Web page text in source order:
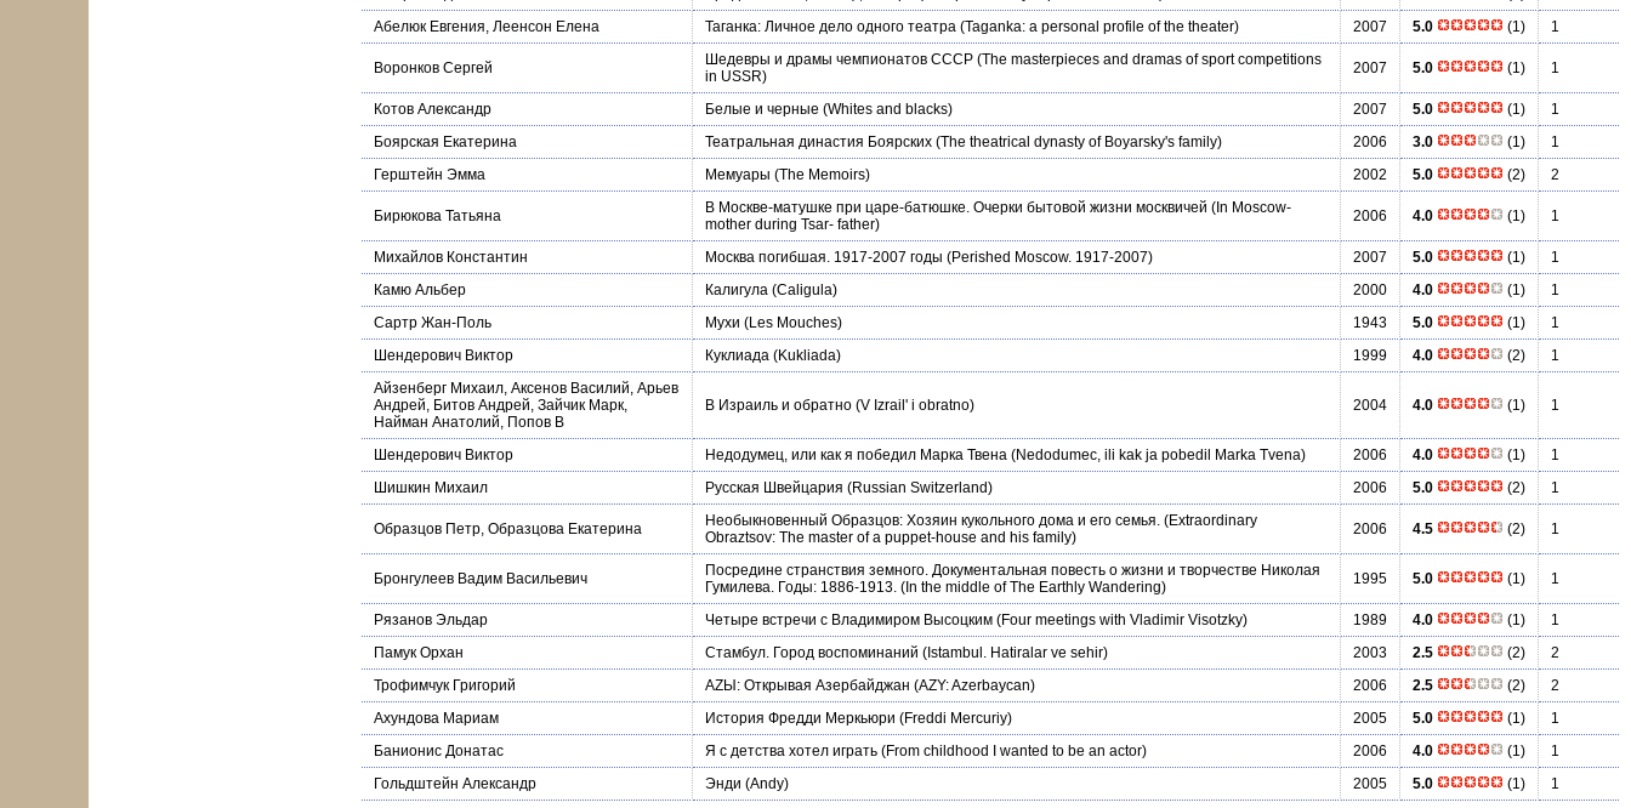
Абелюк Евгения, Леенсон Елена
Таганка: Личное дело одного театра (Taganka: a personal profile of the theater) 2007 5.0 (1) 1
Воронков Сергей Шедевры и драмы чемпионатов СССР (The masterpieces and dramas of sport competitions
in USSR)
2007 5.0 (1) 1
Котов Александр Белые и черные (Whites and blacks) 2007 5.0 (1)
1
Боярская Екатерина
Театральная династия Боярских (The theatrical dynasty of Boyarsky's family) 2006 3.0 (1)
1
Герштейн Эмма
Мемуары (The Memoirs) 2002 5.0 (2) 2
Бирюкова Татьяна В Москве-матушке при царе-батюшке. Очерки бытовой жизни москвичей (In Moscow-
mother during Tsar- father)
2006 4.0 (1) 1
Михайлов Константин Москва погибшая. 1917-2007 годы (Perished Moscow. 1917-2007) 2007 5.0 (1)
1
Камю Альбер
Калигула (Caligula) 2000 4.0 (1)
1
Сартр Жан-Поль
Мухи (Les Mouches) 1943 5.0 (1)
1
Шендерович Виктор
Куклиада (Kukliada) 1999 4.0 (2)
1
Айзенберг Михаил, Аксенов Василий, Арьев
Андрей, Битов Андрей, Зайчик Марк,
Найман Анатолий, Попов В
В Израиль и обратно (V Izrail' i obratno) 2004 4.0 (1) 1
Шендерович Виктор Недодумец, или как я победил Марка Твена (Nedodumec, ili kak ja pobedil Marka Tvena) 2006 4.0 (1)
1
Шишкин Михаил
Русская Швейцария (Russian Switzerland) 2006 5.0 (2) 1
Образцов Петр, Образцова Екатерина Необыкновенный Образцов: Хозяин кукольного дома и его семья. (Extraordinary
Obraztsov: The master of a puppet-house and his family)
2006 4.5 (2) 1
Бронгулеев Вадим Васильевич
Посредине странствия земного. Документальная повесть о жизни и творчестве Николая
Гумилева. Годы: 1886-1913. (In the middle of The Earthly Wandering) 1995 5.0 (1) 1
Рязанов Эльдар Четыре встречи с Владимиром Высоцким (Four meetings with Vladimir Visotzky) 1989 4.0 (1)
1
Памук Орхан
Стамбул. Город воспоминаний (Istambul. Hatiralar ve sehir) 2003 2.5 (2)
2
Трофимчук Григорий
АZЫ: Открывая Азербайджан (АZY: Azerbaycan) 2006 2.5 (2)
2
Ахундова Мариам
История Фредди Меркьюри (Freddi Mercuriy) 2005 5.0 (1)
1
Банионис Донатас
Я с детства хотел играть (From childhood I wanted to be an actor) 2006 4.0 (1)
1
Гольдштейн Александр
Энди (Andy) 2005 5.0 (1) 1